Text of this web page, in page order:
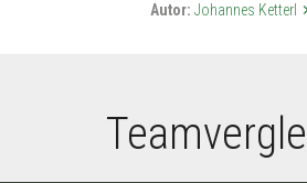
Autor: Johannes Ketterl